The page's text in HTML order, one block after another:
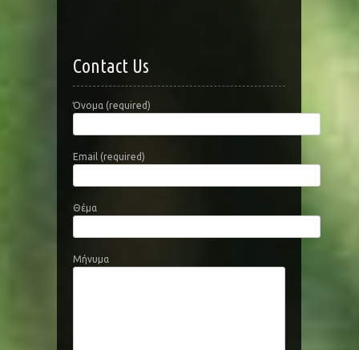
Contact Us
Όνομα (required)
Email (required)
Θέμα
Μήνυμα